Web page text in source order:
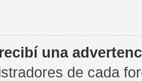
una
de cada